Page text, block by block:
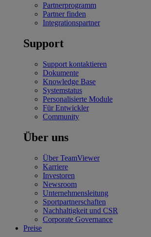
Partnerprogramm
Partner finden
Integrationspartner
Support
Support kontaktieren
Dokumente
Knowledge Base
Systemstatus
Personalisierte Module
Für Entwickler
Community
Über uns
Über TeamViewer
Karriere
Investoren
Newsroom
Unternehmensleitung
Sportpartnerschaften
Nachhaltigkeit und CSR
Corporate Governance
Preise